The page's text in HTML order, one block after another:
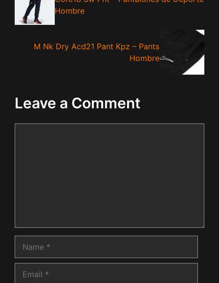
Hombre
M Nk Dry Acd21 Pant Kpz – Pants
Hombre
Leave a Comment